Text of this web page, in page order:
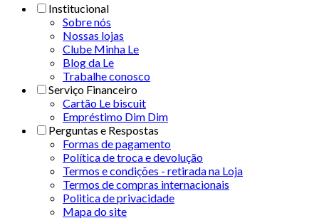
Institucional
Sobre nós
Nossas lojas
Clube Minha Le
Blog da Le
Trabalhe conosco
Serviço Financeiro
Cartão Le biscuit
Empréstimo Dim Dim
Perguntas e Respostas
Formas de pagamento
Política de troca e devolução
Termos e condições - retirada na Loja
Termos de compras internacionais
Politica de privacidade
Mapa do site